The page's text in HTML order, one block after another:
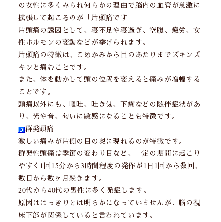
の女性に多くみられ何らかの理由で脳内の血管が急激に
拡張して起こるのが「片頭痛です」
片頭痛の誘因として、寝不足や寝過ぎ、空腹、疲労、女
性ホルモンの変動などが挙げられます。
片頭痛の特徴は、こめかみから目のあたりまでズキンズ
キンと痛むことです。
また、体を動かして頭の位置を変えると痛みが増幅する
ことです。
頭痛以外にも、嘔吐、吐き気、下痢などの随伴症状があ
り、光や音、匂いに敏感になることも特徴です。
群発頭痛
激しい痛みが片側の目の奥に現れるのが特徴です。
群発性頭痛は季節の変わり目など、一定の期間に起こり
やすく1回15分から3時間程度の発作が1日1回から数回、
数日から数ヶ月続きます。
20代から40代の男性に多く発症します。
原因ははっきりとは明らかになっていませんが、脳の視
床下部が関係していると言われています。